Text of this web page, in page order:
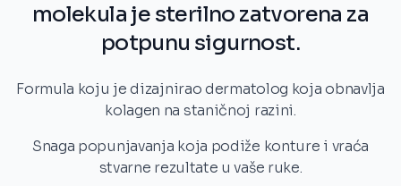
molekula je sterilno zatvorena za
potpunu sigurnost.
Formula koju je dizajnirao dermatolog koja obnavlja
kolagen na staničnoj razini.
Snaga popunjavanja koja podiže konture i vraća
stvarne rezultate u vaše ruke.